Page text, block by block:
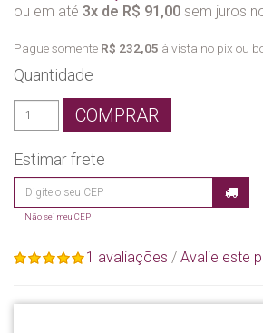
ou em até 3x de R$ 91,00 sem juros
Pague somente R$ 232,05 à vista no pix ou
Quantidade
COMPRAR
Estimar frete
Não sei meu CEP
1 avaliações / Avalie este